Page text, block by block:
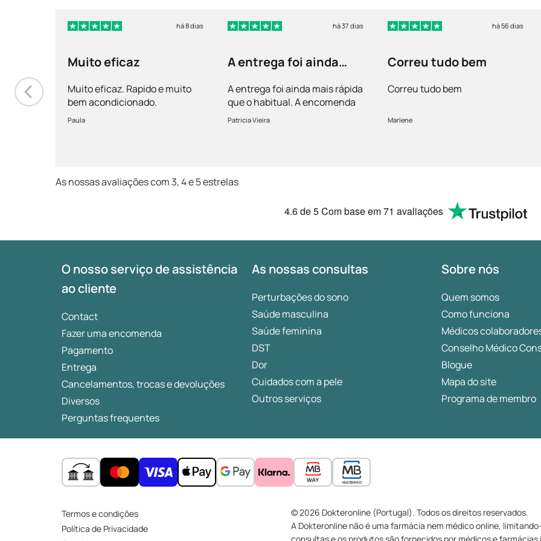
há 8 dias
Muito eficaz
Muito eficaz. Rapido e muito
bem acondicionado.
Paula
há 37 dias
A entrega foi ainda
A entrega foi ainda mais rápida
que o habitual. A encomenda
vem bem acondicionada.
Patricia Vieira
há 56 dias
Correu tudo bem
Correu tudo bem
Marlene
As nossas avaliações com 3, 4 e 5 estrelas
4.6de 5Com base em71 avaliações
O nosso serviço de assistência
ao cliente
Contact
Fazer uma encomenda
Pagamento
Entrega
Cancelamentos, trocas e devoluções
Diversos
Perguntas frequentes
As nossas consultas
Perturbações do sono
Saúde masculina
Saúde feminina
DST
Dor
Cuidados com a pele
Outros serviços
Sobre nós
Quem somos
Como funciona
Médicos
Conselho Médico
Blogue
Mapa do site
Programa de membro
Termos e condições
Política de Privacidade
© 2026 Dokteronline (Portugal). Todos os direitos reservados.
A Dokteronline não é uma farmácia nem médico online,